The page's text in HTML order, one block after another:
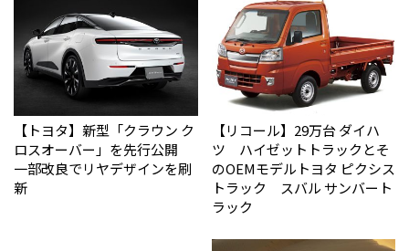
【トヨタ】新型「クラウン ク
ロスオーバー」を先行公開
一部改良でリヤデザインを刷
新
【リコール】29万台 ダイハ
ツ ハイゼットトラックとそ
のOEMモデルトヨタ ピクシス
トラック スバル サンバート
ラック